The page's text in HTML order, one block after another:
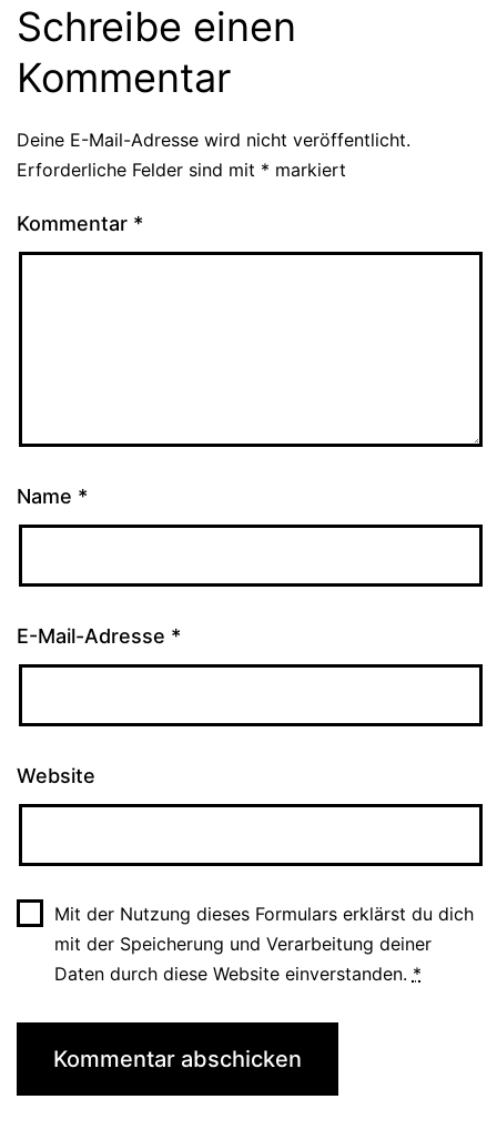
Schreibe einen
Kommentar
Deine E-Mail-Adresse wird nicht veröffentlicht.
Erforderliche Felder sind mit * markiert
Kommentar *
Name *
E-Mail-Adresse *
Website
Mit der Nutzung dieses Formulars erklärst du dich
mit der Speicherung und Verarbeitung deiner
Daten durch diese Website einverstanden. *